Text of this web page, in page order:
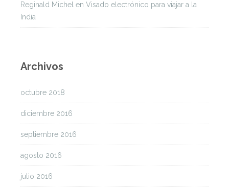
Reginald Michel en Visado electrónico para viajar a la
India
Archivos
octubre 2018
diciembre 2016
septiembre 2016
agosto 2016
julio 2016